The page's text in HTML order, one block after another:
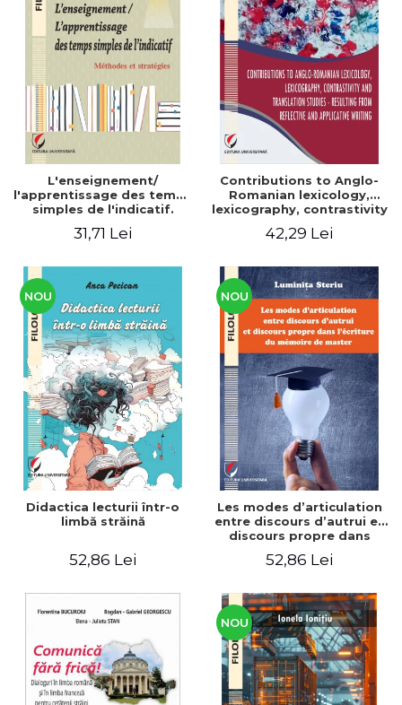
L'enseignement/
l'apprentissage des temps
simples de l'indicatif.
31,71 Lei
Contributions to Anglo-
Romanian lexicology,
lexicography, contrastivity
Resulting from reflective
42,29 Lei
NOU
Didactica lecturii într-o
limbă străină
52,86 Lei
NOU
Les modes d’articulation
entre discours d’autrui et
discours propre dans
master
52,86 Lei
NOU